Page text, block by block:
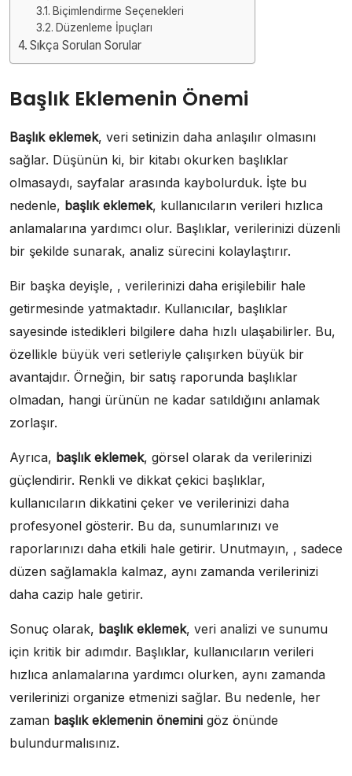
Biçimlendirme Seçenekleri
Düzenleme İpuçları
Sıkça Sorulan Sorular
Başlık Eklemenin Önemi
Başlık eklemek, veri setinizin daha anlaşılır olmasını
sağlar. Düşünün ki, bir kitabı okurken başlıklar
olmasaydı, sayfalar arasında kaybolurduk. İşte bu
nedenle, başlık eklemek, kullanıcıların verileri hızlıca
anlamalarına yardımcı olur. Başlıklar, verilerinizi düzenli
bir şekilde sunarak, analiz sürecini kolaylaştırır.
Bir başka deyişle, , verilerinizi daha erişilebilir hale
getirmesinde yatmaktadır. Kullanıcılar, başlıklar
sayesinde istedikleri bilgilere daha hızlı ulaşabilirler. Bu,
özellikle büyük veri setleriyle çalışırken büyük bir
avantajdır. Örneğin, bir satış raporunda başlıklar
olmadan, hangi ürünün ne kadar satıldığını anlamak
zorlaşır.
Ayrıca, başlık eklemek, görsel olarak da verilerinizi
güçlendirir. Renkli ve dikkat çekici başlıklar,
kullanıcıların dikkatini çeker ve verilerinizi daha
profesyonel gösterir. Bu da, sunumlarınızı ve
raporlarınızı daha etkili hale getirir. Unutmayın, , sadece
düzen sağlamakla kalmaz, aynı zamanda verilerinizi
daha cazip hale getirir.
Sonuç olarak, başlık eklemek, veri analizi ve sunumu
için kritik bir adımdır. Başlıklar, kullanıcıların verileri
hızlıca anlamalarına yardımcı olurken, aynı zamanda
verilerinizi organize etmenizi sağlar. Bu nedenle, her
zaman başlık eklemenin önemini göz önünde
bulundurmalısınız.